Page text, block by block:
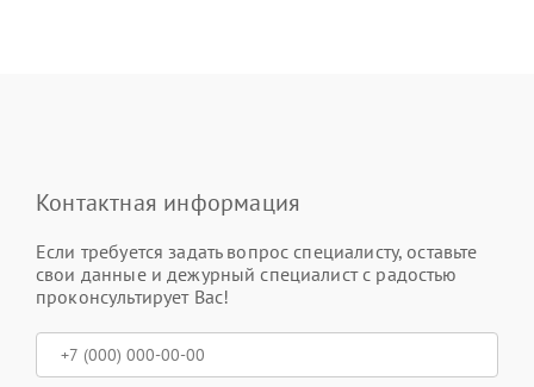
Контактная информация
Если требуется задать вопрос специалисту, оставьте
свои данные и дежурный специалист с радостью
проконсультирует Вас!